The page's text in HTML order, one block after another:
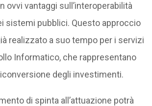
ovvi vantaggi sull’interoperabilità
sistemi pubblici. Questo approccio
realizzato a suo tempo per i servizi
Informatico, che rappresentano
degli investimenti.
di spinta all’attuazione potrà